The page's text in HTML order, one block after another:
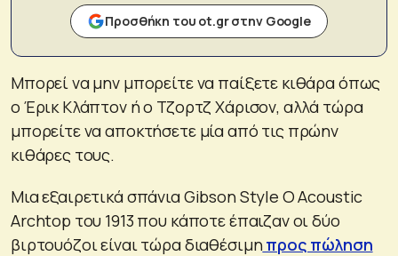
Προσθήκη του ot.gr στην Google
Μπορεί να μην μπορείτε να παίξετε κιθάρα όπως
ο Έρικ Κλάπτον ή ο Τζορτζ Χάρισον, αλλά τώρα
μπορείτε να αποκτήσετε μία από τις πρώην
κιθάρες τους.
Μια εξαιρετικά σπάνια Gibson Style O Acoustic
Archtop του 1913 που κάποτε έπαιζαν οι δύο
βιρτουόζοι είναι τώρα διαθέσιμηπρος πώληση